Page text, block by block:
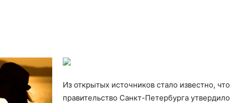
Из открытых источников стало известно, что
правительство Санкт-Петербурга утвердило